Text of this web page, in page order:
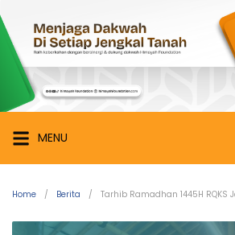
to
content
Himayah
Foundation
Menjaga
Dakwah
di
Setiap
Jengkal
MENU
Home Berita Tarhib Ramadhan 1445H RQKS